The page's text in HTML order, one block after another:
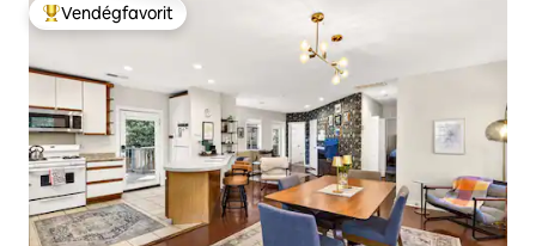
Kiemelt vendégfavorit
Vendégfavorit